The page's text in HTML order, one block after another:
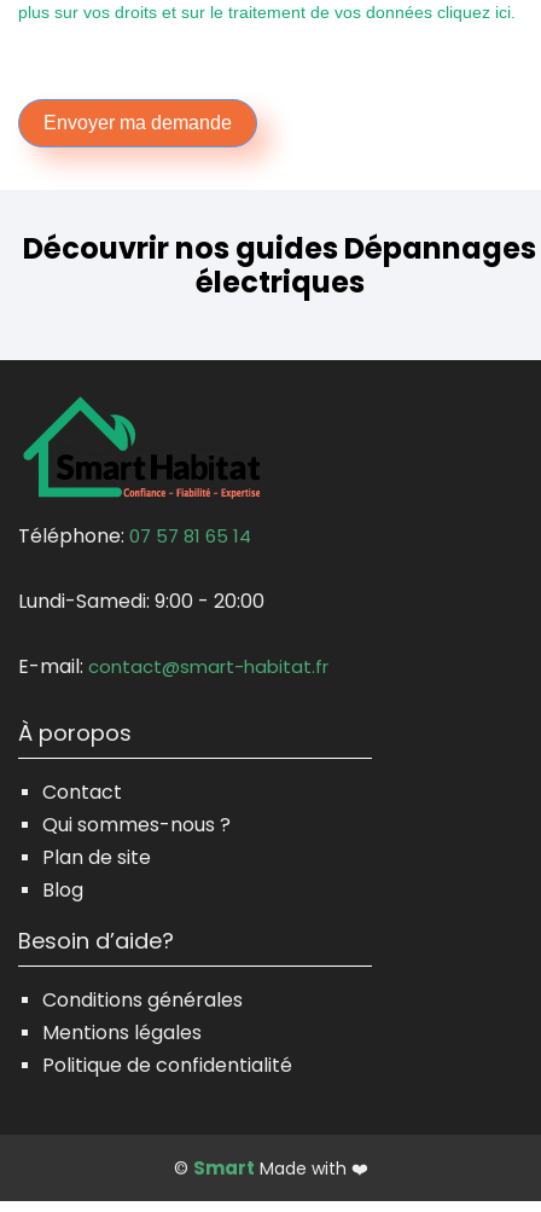
plus sur vos droits et sur le traitement de vos données cliquez ici.
Envoyer ma demande
Découvrir nos guides Dépannages
électriques
Téléphone: 07 57 81 65 14
Lundi-Samedi: 9:00 - 20:00
E-mail: contact@smart-habitat.fr
À poropos
Contact
Qui sommes-nous ?
Plan de site
Blog
Besoin d’aide?
Conditions générales
Mentions légales
Politique de confidentialité
© Smart Made with ❤️